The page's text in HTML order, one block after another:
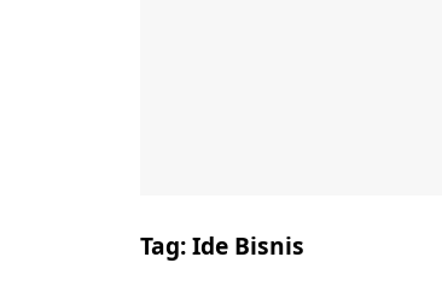
Tag:Ide Bisnis